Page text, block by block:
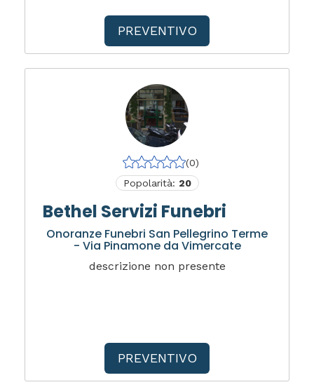
PREVENTIVO
(0)
Popolarità: 20
Bethel Servizi Funebri
Onoranze Funebri San Pellegrino Terme
- Via Pinamone da Vimercate
descrizione non presente
PREVENTIVO